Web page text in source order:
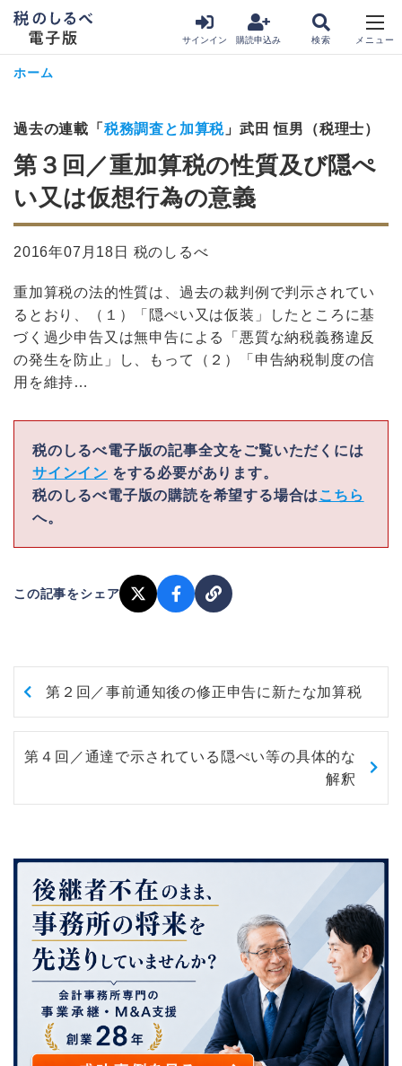
サインイン 購読申込み
ホーム
過去の連載「 税務調査と加算税 」武田 恒男（税理士）
第３回／重加算税の性質及び隠ぺ
い又は仮想行為の意義
2016年07月18日 税のしるべ
重加算税の法的性質は、過去の裁判例で判示されてい
るとおり、（１）「隠ぺい又は仮装」したところに基
づく過少申告又は無申告による「悪質な納税義務違反
の発生を防止」し、もって（２）「申告納税制度の信
用を維持…
税のしるべ電子版の記事全文をご覧いただくには
サインイン をする必要があります。
税のしるべ電子版の購読を希望する場合は こちら
へ。
この記事をシェア
第２回／事前通知後の修正申告に新たな加算税
第４回／通達で示されている隠ぺい等の具体的な
解釈